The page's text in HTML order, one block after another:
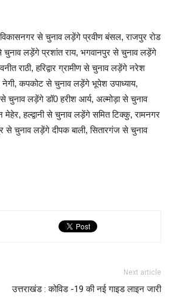
से चुनाव लड़ेंगे प्रवीण बंसल, राजपुर रोड
लड़ेंगे प्रशांत राय, भगवानपुर से चुनाव लड़ेंगे
राठी, हरिद्वार ग्रामीण से चुनाव लड़ेंगे नरेश
नेगी, कपकोट से चुनाव लड़ेंगे भूपेश उपाध्याय,
लड़ेंगे डॉ0 हरीश आर्य, अल्मोड़ा से चुनाव
हल्द्वानी से चुनाव लड़ेंगे समित टिक्कु, रामनगर
चुनाव लड़ेंगे दीपक बाली, सितारगंज से चुनाव
Next article
उत्तराखंड : कोविड -19 की नई गाइड लाइन जारी